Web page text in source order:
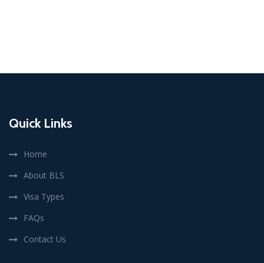
Quick Links
Home
About BLS
Visa Types
FAQs
Contact Us